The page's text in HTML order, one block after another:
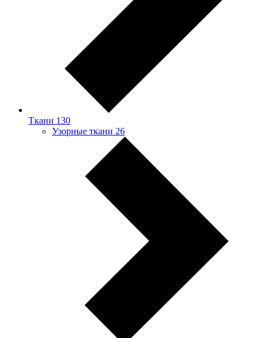
Ткани 130
Узорные ткани 26